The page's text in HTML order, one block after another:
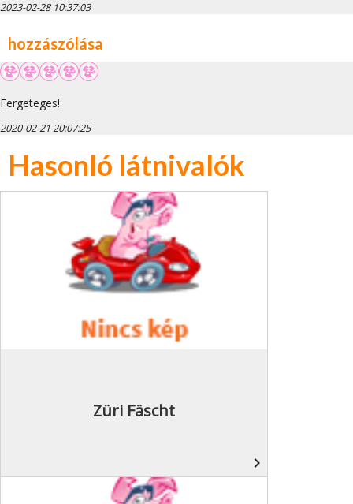
2023-02-28 10:37:03
hozzászólása
Fergeteges!
2020-02-21 20:07:25
Hasonló látnivalók
Züri Fäscht
navigate_next